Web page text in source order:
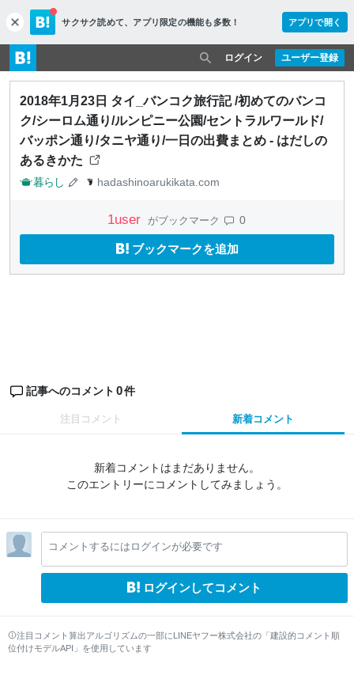
c
l
o
s
e
サクサク読めて、 アプリ限定の機能も多数！ アプリで開く
ユーザー登録
ログイン
2018年1月23日 タイ_バンコク旅行記 /初めてのバンコ
ク/シーロム通り/ルンピニー公園/セントラルワールド/
バッポン通り/タニヤ通り/一日の出費まとめ - はだしの
あるきかた
暮らし hadashinoarukikata.com
1user がブックマーク 0
ブックマークを追加
記事へのコメント 0件
注目コメント 新着コメント
新着コメントはまだありません。
このエントリーにコメントしてみましょう。
コメントするにはログインが必要です
ログインしてコメント
注目コメント算出アルゴリズムの一部にLINEヤフー株式会社の「建設的コメント順
位付けモデルAPI」を使用しています